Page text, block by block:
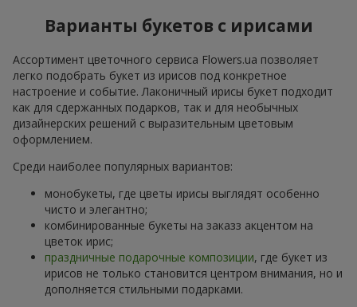
Варианты букетов с ирисами
Ассортимент цветочного сервиса Flowers.ua позволяет
легко подобрать букет из ирисов под конкретное
настроение и событие. Лаконичный ирисы букет подходит
как для сдержанных подарков, так и для необычных
дизайнерских решений с выразительным цветовым
оформлением.
Среди наиболее популярных вариантов:
монобукеты, где цветы ирисы выглядят особенно
чисто и элегантно;
комбинированные букеты на заказз акцентом на
цветок ирис;
праздничные подарочные композиции, где букет из
ирисов не только становится центром внимания, но и
дополняется стильными подарками.